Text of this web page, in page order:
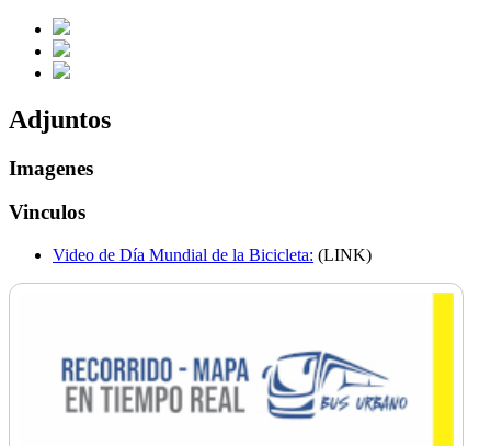
Adjuntos
Imagenes
Vinculos
Video de Día Mundial de la Bicicleta: (LINK)